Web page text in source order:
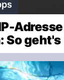
Adresse
So geht's